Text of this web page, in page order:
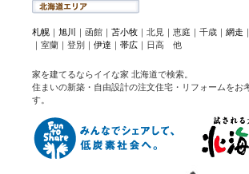
札幌 ｜ 旭川 ｜函館｜ 苫小牧 ｜北見｜恵庭｜千歳｜ 網走 ｜
｜室蘭｜登別｜ 伊達 ｜ 帯広 ｜日高 他
家を建てるならイイな家 北海道で検索。
住まいの新築・自由設計の注文住宅・リフォームを
す。